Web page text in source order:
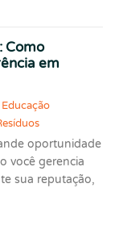
Como
em
Educação
oportunidade
você gerencia
sua reputação,